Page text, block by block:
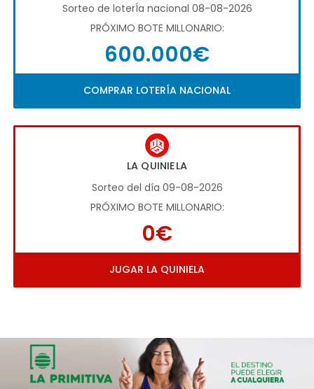
Sorteo de loterÍa nacional 08-08-2026
PRÓXIMO BOTE MILLONARIO:
600.000€
COMPRAR LOTERÍA NACIONAL
LA QUINIELA
Sorteo del día 09-08-2026
PRÓXIMO BOTE MILLONARIO:
0€
JUGAR LA QUINIELA